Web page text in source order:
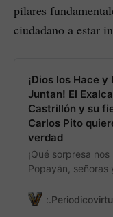
pilares
ciudadano a estar
¡Dios los Hace y
Juntan! El
Castrillón y su
Carlos Pito
verdad
¡Qué sorpresa
Popayán, señoras
Carlos López ese